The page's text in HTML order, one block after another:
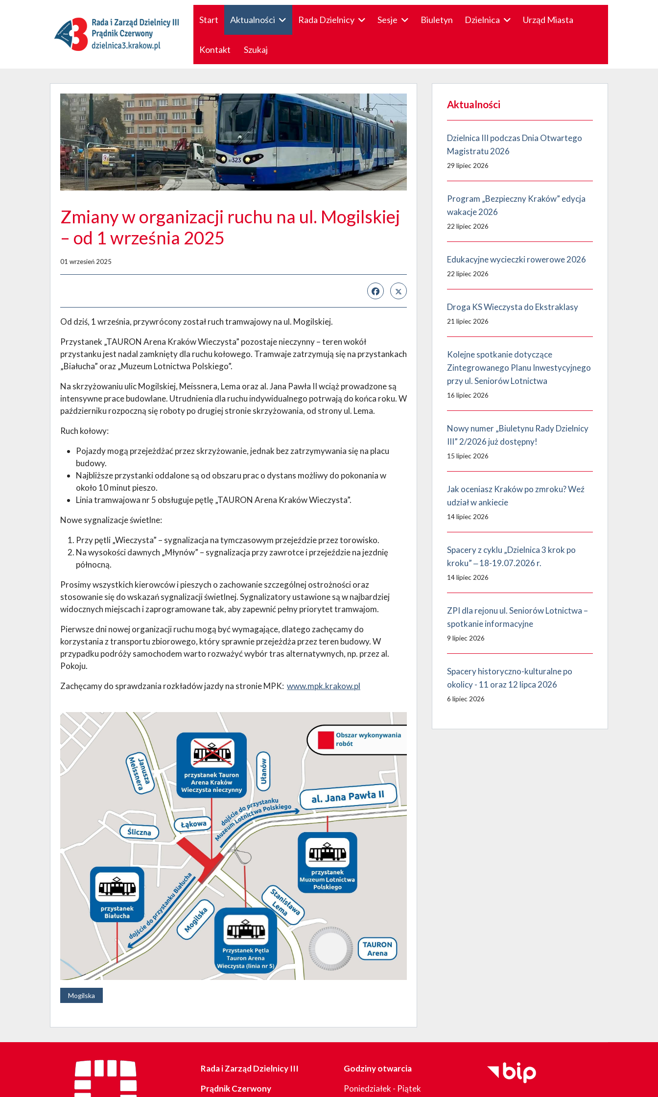
Start Aktualności Rada Dzielnicy Sesje Biuletyn Dzielnica Urząd Miasta
Kontakt Szukaj
Zmiany w organizacji ruchu na ul. Mogilskiej
– od 1 września 2025
01 wrzesień 2025
Od dziś, 1 września, przywrócony został ruch tramwajowy na ul. Mogilskiej.
Przystanek „TAURON Arena Kraków Wieczysta” pozostaje nieczynny – teren wokół
przystanku jest nadal zamknięty dla ruchu kołowego. Tramwaje zatrzymują się na przystankach
„Białucha” oraz „Muzeum Lotnictwa Polskiego”.
Na skrzyżowaniu ulic Mogilskiej, Meissnera, Lema oraz al. Jana Pawła II wciąż prowadzone są
intensywne prace budowlane. Utrudnienia dla ruchu indywidualnego potrwają do końca roku. W
październiku rozpoczną się roboty po drugiej stronie skrzyżowania, od strony ul. Lema.
Ruch kołowy:
Pojazdy mogą przejeżdżać przez skrzyżowanie, jednak bez zatrzymywania się na placu
budowy.
Najbliższe przystanki oddalone są od obszaru prac o dystans możliwy do pokonania w
około 10 minut pieszo.
Linia tramwajowa nr 5 obsługuje pętlę „TAURON Arena Kraków Wieczysta”.
Nowe sygnalizacje świetlne:
Przy pętli „Wieczysta” – sygnalizacja na tymczasowym przejeździe przez torowisko.
Na wysokości dawnych „Młynów” – sygnalizacja przy zawrotce i przejeździe na jezdnię
północną.
Prosimy wszystkich kierowców i pieszych o zachowanie szczególnej ostrożności oraz
stosowanie się do wskazań sygnalizacji świetlnej. Sygnalizatory ustawione są w najbardziej
widocznych miejscach i zaprogramowane tak, aby zapewnić pełny priorytet tramwajom.
Pierwsze dni nowej organizacji ruchu mogą być wymagające, dlatego zachęcamy do
korzystania z transportu zbiorowego, który sprawnie przejeżdża przez teren budowy. W
przypadku podróży samochodem warto rozważyć wybór tras alternatywnych, np. przez al.
Pokoju.
Zachęcamy do sprawdzania rozkładów jazdy na stronie MPK: www.mpk.krakow.pl
Mogilska
Aktualności
Dzielnica III podczas Dnia Otwartego
Magistratu 2026
29 lipiec 2026
Program „Bezpieczny Kraków” edycja
wakacje 2026
22 lipiec 2026
Edukacyjne wycieczki rowerowe 2026
22 lipiec 2026
Droga KS Wieczysta do Ekstraklasy
21 lipiec 2026
Kolejne spotkanie dotyczące
Zintegrowanego Planu Inwestycyjnego
przy ul. Seniorów Lotnictwa
16 lipiec 2026
Nowy numer „Biuletynu Rady Dzielnicy
III” 2/2026 już dostępny!
15 lipiec 2026
Jak oceniasz Kraków po zmroku? Weź
udział w ankiecie
14 lipiec 2026
Spacery z cyklu „Dzielnica 3 krok po
kroku” ‒ 18-19.07.2026 r.
14 lipiec 2026
ZPI dla rejonu ul. Seniorów Lotnictwa –
spotkanie informacyjne
9 lipiec 2026
Spacery historyczno-kulturalne po
okolicy - 11 oraz 12 lipca 2026
6 lipiec 2026
Rada i Zarząd Dzielnicy III
Prądnik Czerwony
Godziny otwarcia
Poniedziałek - Piątek